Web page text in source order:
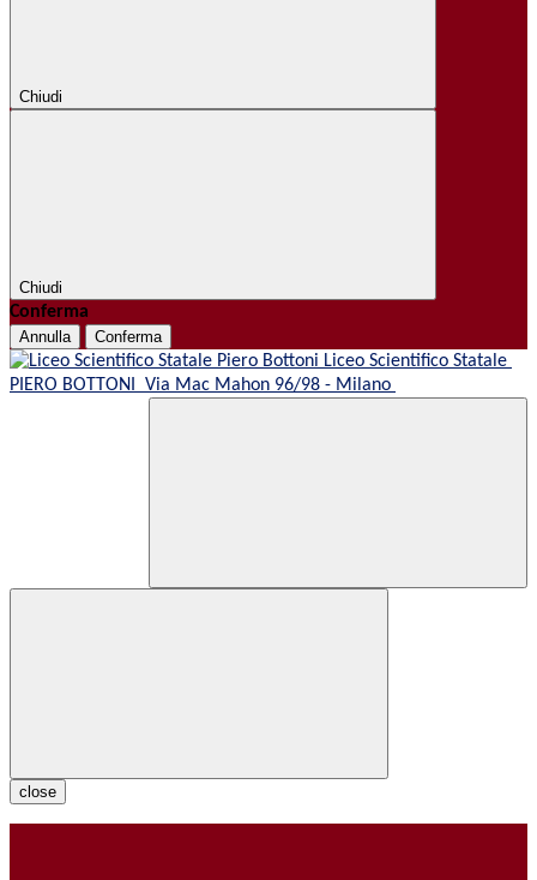
Chiudi
Chiudi
Conferma
Annulla Conferma
Liceo Scientifico Statale
PIERO BOTTONI Via Mac Mahon 96/98 - Milano
close